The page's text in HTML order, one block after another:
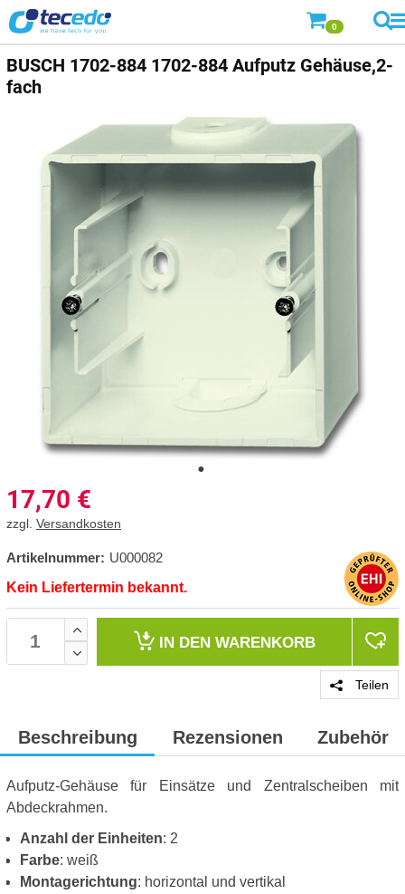
0
BUSCH 1702-884 1702-884 Aufputz Gehäuse,2-
fach
17,70 €
zzgl. Versandkosten
Artikelnummer: U000082
Kein Liefertermin bekannt.
IN DEN WARENKORB
Teilen
Beschreibung Rezensionen Zubehör
Aufputz-Gehäuse für Einsätze und Zentralscheiben mit
Abdeckrahmen.
Anzahl der Einheiten: 2
Farbe: weiß
Montagerichtung: horizontal und vertikal